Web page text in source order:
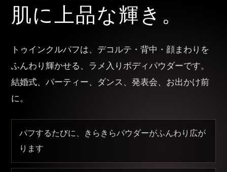
肌に上品な輝き。
トゥインクルパフは、デコルテ・背中・顔まわりを
ふんわり輝かせる、ラメ入りボディパウダーです。
結婚式、パーティー、ダンス、発表会、お出かけ前
に。
パフするたびに、きらきらパウダーがふんわり広が
ります